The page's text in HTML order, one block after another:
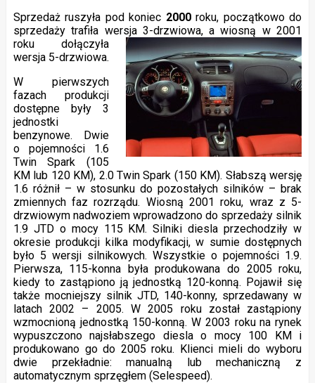
Sprzedaż ruszyła pod koniec 2000roku, początkowo do
sprzedaży trafiła wersja 3-drzwiowa, a wiosną w 2001
rokudołączyła
wersja 5-drzwiowa.
W pierwszych
fazach produkcji
dostępne były 3
jednostki
benzynowe. Dwie
o pojemności 1.6
Twin Spark (105
KM lub 120 KM), 2.0 Twin Spark (150 KM). Słabszą wersję
1.6 różnił – w stosunku do pozostałych silników – brak
zmiennych faz rozrządu. Wiosną 2001 roku, wraz z 5-
drzwiowym nadwoziem wprowadzono do sprzedaży silnik
1.9 JTD o mocy 115 KM. Silniki diesla przechodziły w
okresie produkcji kilka modyfikacji, w sumie dostępnych
było 5 wersji silnikowych. Wszystkie o pojemności 1.9.
Pierwsza, 115-konna była produkowana do 2005 roku,
kiedy to zastąpiono ją jednostką 120-konną. Pojawił się
także mocniejszy silnik JTD, 140-konny, sprzedawany w
latach 2002 – 2005. W 2005 roku został zastąpiony
wzmocnioną jednostką 150-konną. W 2003 roku na rynek
wypuszczono najsłabszego diesla o mocy 100 KM i
produkowano go do 2005 roku. Klienci mieli do wyboru
dwie przekładnie: manualną lub mechaniczną z
automatycznym sprzęgłem (Selespeed).